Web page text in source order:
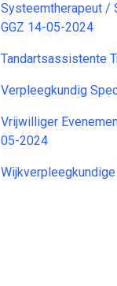
Systeemtherapeut /
GGZ 14-05-2024
Tandartsassistente
Verpleegkundig
Vrijwilliger
05-2024